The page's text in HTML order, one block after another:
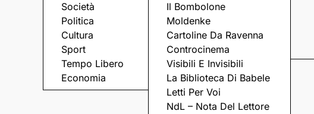
Società
Politica
Cultura
Sport
Tempo Libero
Economia
Il Bombolone
Moldenke
Cartoline Da Ravenna
Controcinema
Visibili E Invisibili
La Biblioteca Di Babele
Letti Per Voi
NdL – Nota Del Lettore
L'INTERVISTA